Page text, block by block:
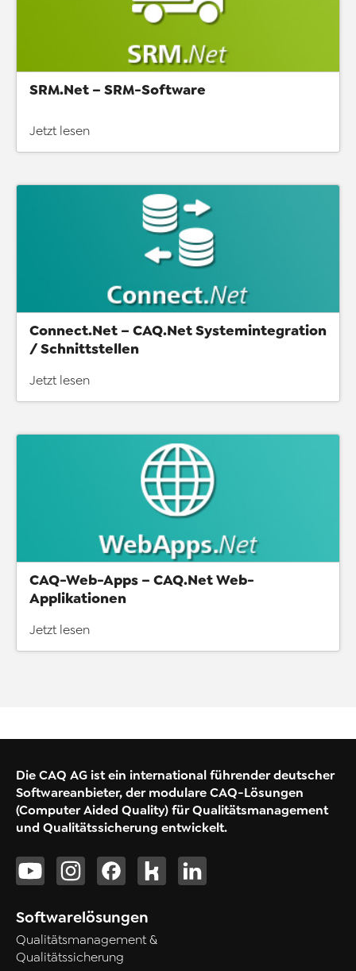
SRM.Net – SRM-Software
Jetzt lesen
Connect.Net – CAQ.Net Systemintegration
/ Schnittstellen
Jetzt lesen
CAQ-Web-Apps – CAQ.Net Web-
Applikationen
Jetzt lesen
Die CAQ AG ist ein international führender deutscher
Softwareanbieter, der modulare CAQ-Lösungen
(Computer Aided Quality) für Qualitätsmanagement
und Qualitätssicherung entwickelt.
Softwarelösungen
Qualitätsmanagement &
Qualitätssicherung